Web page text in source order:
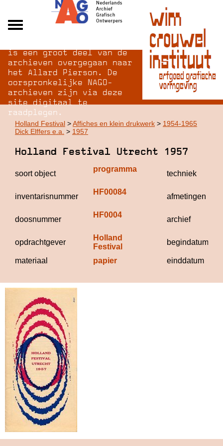
Over NAGO
Over WCI
Inloggen
is een groot deel van de
archieven overgegaan naar
het Allard Pierson. De
oorspronkelijke NAGO-
archieven zijn via deze
site digitaal te
raadplegen.
Holland Festival >Affiches en klein drukwerk > 1954-1965
Dick Elffers e.a. > 1957
Holland Festival Utrecht 1957
soort object
programma
techniek
inventarisnummer
HF00084
afmetingen
doosnummer
HF0004
archief
opdrachtgever
Holland
Festival
begindatum
materiaal papier einddatum